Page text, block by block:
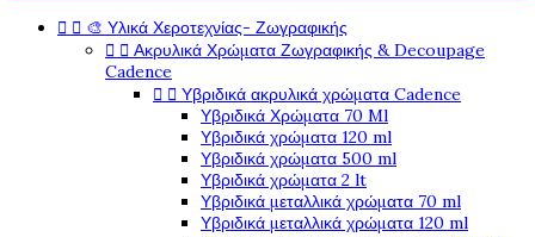
  🎨 Υλικά Χεροτεχνίας- Ζωγραφικής
  Ακρυλικά Χρώματα Ζωγραφικής & Decoupage
Cadence
  Υβριδικά ακρυλικά χρώματα Cadence
Υβριδικά Χρώματα 70 Ml
Υβριδικά χρώματα 120 ml
Υβριδικά χρώματα 500 ml
Υβριδικά χρώματα 2 lt
Υβριδικά μεταλλικά χρώματα 70 ml
Υβριδικά μεταλλικά χρώματα 120 ml